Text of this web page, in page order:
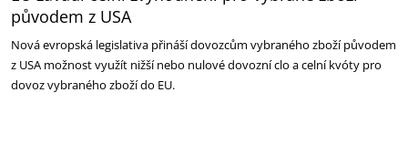
původem z USA
Nová evropská legislativa přináší dovozcům vybraného zboží původem
z USA možnost využít nižší nebo nulové dovozní clo a celní kvóty pro
dovoz vybraného zboží do EU.